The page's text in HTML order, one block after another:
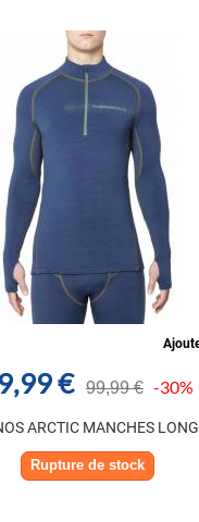
€ 99,99 € -30%
ARCTIC MANCHES
Rupture de stock